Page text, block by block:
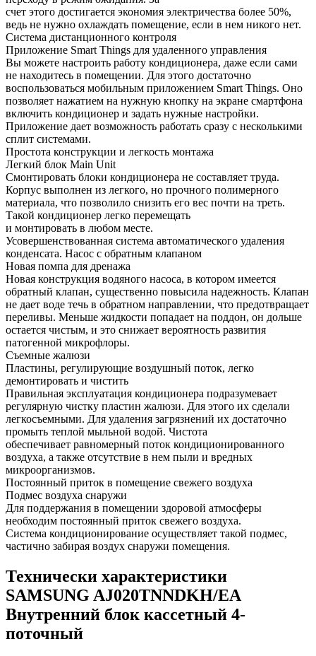
счет этого достигается экономия электричества более 50%,
ведь не нужно охлаждать помещение, если в нем никого нет.
Система дистанционного контроля
Приложение Smart Things для удаленного управления
Вы можете настроить работу кондиционера, даже если сами
не находитесь в помещении. Для этого достаточно
воспользоваться мобильным приложением Smart Things. Оно
позволяет нажатием на нужную кнопку на экране смартфона
включить кондиционер и задать нужные настройки.
Приложение дает возможность работать сразу с несколькими
сплит системами.
Простота конструкции и легкость монтажа
Легкий блок Main Unit
Смонтировать блоки кондиционера не составляет труда.
Корпус выполнен из легкого, но прочного полимерного
материала, что позволило снизить его вес почти на треть.
Такой кондиционер легко перемещать
и монтировать в любом месте.
Усовершенствованная система автоматического удаления
конденсата. Насос с обратным клапаном
Новая помпа для дренажа
Новая конструкция водяного насоса, в котором имеется
обратный клапан, существенно повысила надежность. Клапан
не дает воде течь в обратном направлении, что предотвращает
переливы. Меньше жидкости попадает на поддон, он дольше
остается чистым, и это снижает вероятность развития
патогенной микрофлоры.
Съемные жалюзи
Пластины, регулирующие воздушный поток, легко
демонтировать и чистить
Правильная эксплуатация кондиционера подразумевает
регулярную чистку пластин жалюзи. Для этого их сделали
легкосъемными. Для удаления загрязнений их достаточно
промыть теплой мыльной водой. Чистота
обеспечивает равномерный поток кондиционированного
воздуха, а также отсутствие в нем пыли и вредных
микроорганизмов.
Постоянный приток в помещение свежего воздуха
Подмес воздуха снаружи
Для поддержания в помещении здоровой атмосферы
необходим постоянный приток свежего воздуха.
Система кондиционирование осуществляет такой подмес,
частично забирая воздух снаружи помещения.
Технически характеристики
SAMSUNG AJ020TNNDKH/EA
Внутренний блок кассетный 4-
поточный